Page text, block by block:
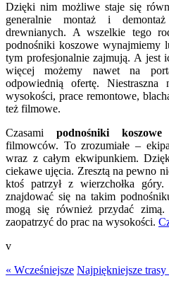
Dzięki nim możliwe staje się
generalnie montaż i
drewnianych. A wszelkie tego
podnośniki koszowe wynajmiemy
tym profesjonalnie zajmują. A jest
więcej możemy nawet na
odpowiednią ofertę.
wysokości, prace remontowe,
też filmowe.
Czasamipodnośniki koszowe
filmowców. To zrozumiałe –
wraz z całym ekwipunkiem.
ciekawe ujęcia. Zresztą na pewno
ktoś patrzył z wierzchołka
znajdować się na takim
mogą się również przydać
zaopatrzyć do prac na wysokości.
v
« Wcześniejsze Najpiękniejsze